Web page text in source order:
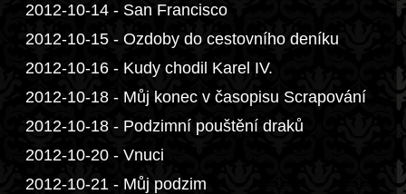
2012-10-14 - San Francisco
2012-10-15 - Ozdoby do cestovního deníku
2012-10-16 - Kudy chodil Karel IV.
2012-10-18 - Můj konec v časopisu Scrapování
2012-10-18 - Podzimní pouštění draků
2012-10-20 - Vnuci
2012-10-21 - Můj podzim